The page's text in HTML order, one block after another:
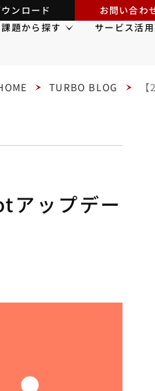
ンロード
お問い合わ
課題から探す サービス活
TURBO BLOG
アップデー